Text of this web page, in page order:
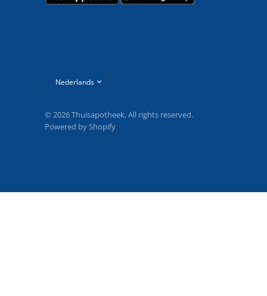
bijwerken
© 2026 Thuisapotheek, All rights reserved.
Powered by Shopify